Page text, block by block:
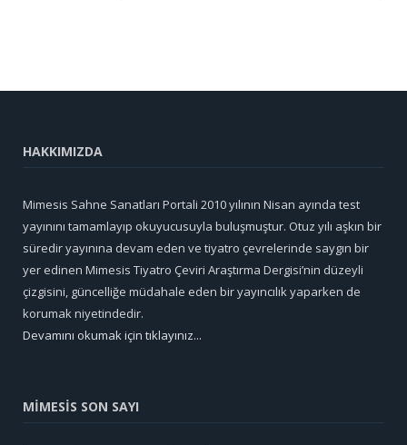
HAKKIMIZDA
Mimesis Sahne Sanatları Portali 2010 yılının Nisan ayında test
yayınını tamamlayıp okuyucusuyla buluşmuştur. Otuz yılı aşkın bir
süredir yayınına devam eden ve tiyatro çevrelerinde saygın bir
yer edinen Mimesis Tiyatro Çeviri Araştırma Dergisi’nin düzeyli
çizgisini, güncelliğe müdahale eden bir yayıncılık yaparken de
korumak niyetindedir.
Devamını okumak için tıklayınız...
MİMESİS SON SAYI